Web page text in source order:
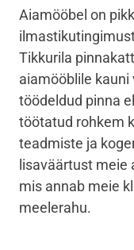
Aiamööbel on
Tikkurila
aiamööblile
töödeldud pinna
töötatud rohkem
teadmiste ja
lisaväärtust meie
mis annab meie
meelerahu.